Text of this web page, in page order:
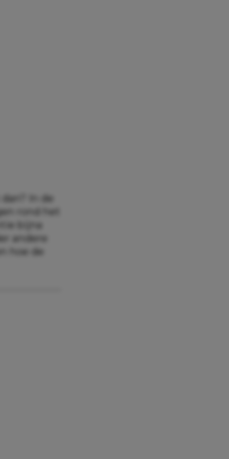
In de
rond het
bijna
andere
hoe de